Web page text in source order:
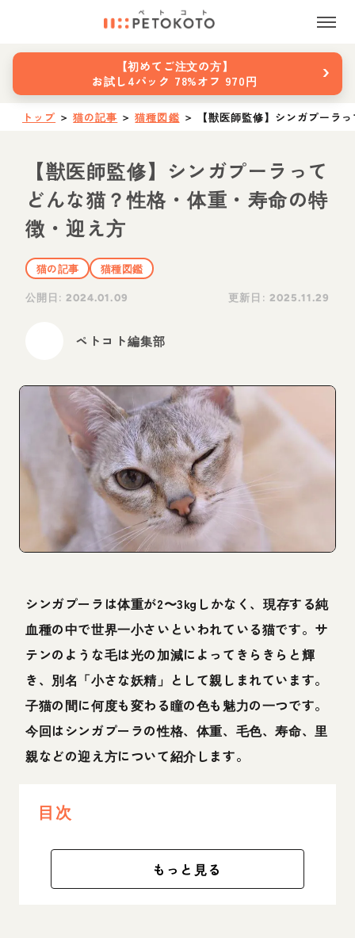
【初めてご注文の方】
お試し4パック 78%オフ 970円
›
トップ ＞ 猫の記事 ＞ 猫種図鑑 ＞ 【獣医師監修】シンガプーラ
【獣医師監修】シンガプーラって
どんな猫？性格・体重・寿命の特
徴・迎え方
猫の記事
猫種図鑑
公開日:2024.01.09 更新日: 2025.11.29
ペトコト編集部
シンガプーラは体重が2〜3kgしかなく、現存する純
血種の中で世界一小さいといわれている猫です。サ
テンのような毛は光の加減によってきらきらと輝
き、別名「小さな妖精」として親しまれています。
子猫の間に何度も変わる瞳の色も魅力の一つです。
今回はシンガプーラの性格、体重、毛色、寿命、里
親などの迎え方について紹介します。
目次
もっと見る